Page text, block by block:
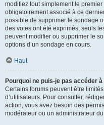
modifiez tout simplement le
obligatoirement associé à ce
possible de supprimer le sondage
des votes ont été exprimés, seuls
peuvent modifier ou supprimer le
options d’un sondage en cours.
Haut
Pourquoi ne puis-je pas accéder
Certains forums peuvent être
d’utilisateurs. Pour consulter,
action, vous avez besoin des
modérateur ou un administrateur